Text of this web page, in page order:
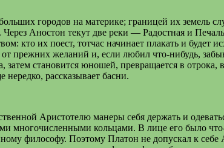
городов на материке; границей их земель
Аностон текут две реки — Радостная и
кто их поест, тотчас начинает плакать и будет
прежних желаний и, если любил что-нибудь,
становится юношей, превращается в отрока,
нередко, рассказывает басни.
Аристотелю манеры себя держать и
многочисленными кольцами. В лице его было
философу. Поэтому Платон не допускал к себе